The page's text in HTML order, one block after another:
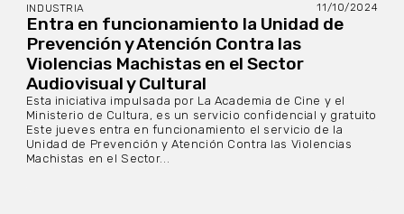
INDUSTRIA 11/10/2024
Entra en funcionamiento la Unidad de
Prevención y Atención Contra las
Violencias Machistas en el Sector
Audiovisual y Cultural
Esta iniciativa impulsada por La Academia de Cine y el
Ministerio de Cultura, es un servicio confidencial y gratuito
Este jueves entra en funcionamiento el servicio de la
Unidad de Prevención y Atención Contra las Violencias
Machistas en el Sector...